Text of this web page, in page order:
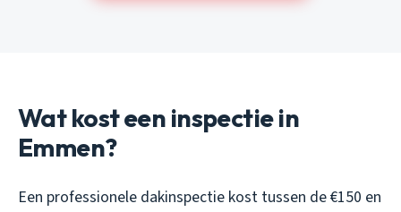
Wat kost een inspectie in
Emmen?
Een professionele dakinspectie kost tussen de €150 en